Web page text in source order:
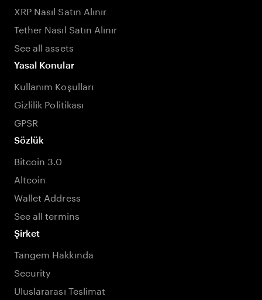
XRP Nasıl Satın Alınır
Tether Nasıl Satın Alınır
See all assets
Yasal Konular
Kullanım Koşulları
Gizlilik Politikası
GPSR
Sözlük
Bitcoin 3.0
Altcoin
Wallet Address
See all termins
Şirket
Tangem Hakkında
Security
Uluslararası Teslimat